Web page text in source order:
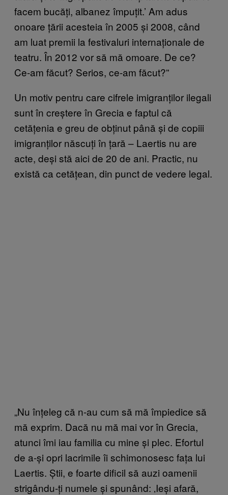
facem bucăți, albanez împuțit.’ Am adus
onoare țării acesteia în 2005 și 2008, când
am luat premii la festivaluri internaționale de
teatru. În 2012 vor să mă omoare. De ce?
Ce-am făcut? Serios, ce-am făcut?”
Un motiv pentru care cifrele imigranților ilegali
sunt în creștere în Grecia e faptul că
cetățenia e greu de obținut până și de copiii
imigranților născuți în țară – Laertis nu are
acte, deși stă aici de 20 de ani. Practic, nu
există ca cetățean, din punct de vedere legal.
„Nu înțeleg că n-au cum să mă împiedice să
mă exprim. Dacă nu mă mai vor în Grecia,
atunci îmi iau familia cu mine și plec. Efortul
de a-și opri lacrimile îi schimonosesc fața lui
Laertis. Știi, e foarte dificil să auzi oamenii
strigându-ți numele și spunând: ‚Ieși afară,